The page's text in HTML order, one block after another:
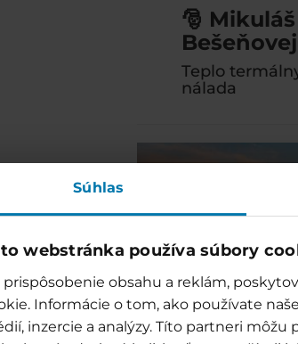
Súhlas
webstránka používa súbory
prispôsobenie obsahu a reklám,
Informácie o tom, ako používate
inzercie a analýzy. Títo partneri
🎅
Teplo
nálada